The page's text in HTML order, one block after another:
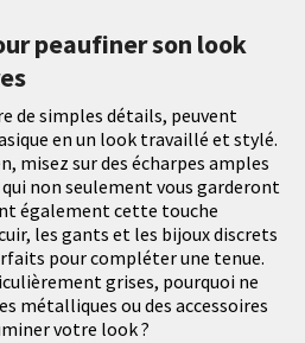
peaufiner son look
de simples détails, peuvent
en un look travaillé et stylé.
misez sur des écharpes amples
non seulement vous garderont
également cette touche
les gants et les bijoux discrets
pour compléter une tenue.
grises, pourquoi ne
métalliques ou des accessoires
votre look ?